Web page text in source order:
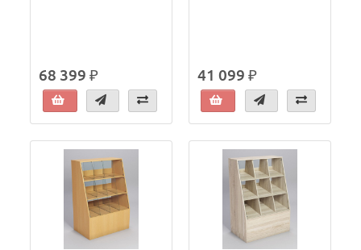
68 399 ₽ 41 099 ₽